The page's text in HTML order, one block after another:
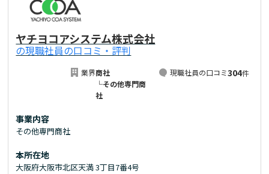
ヤチヨコアシステム株式会社
の現職社員の口コミ・評判
業界商社
└その他専門商
社
現職社員の口コミ304件
事業内容
その他専門商社
本所在地
大阪府大阪市北区天満 3丁目7番4号